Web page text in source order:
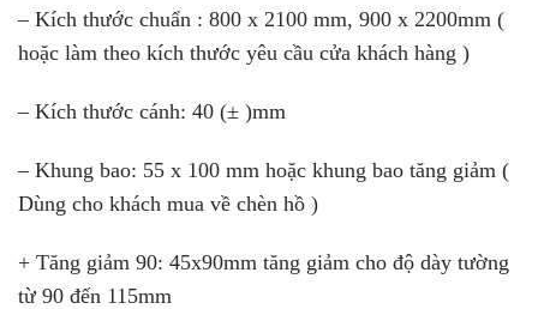
– Kích thước chuẩn : 800 x 2100 mm, 900 x 2200mm (
hoặc làm theo kích thước yêu cầu cửa khách hàng )
– Kích thước cánh: 40 (± )mm
– Khung bao: 55 x 100 mm hoặc khung bao tăng giảm (
Dùng cho khách mua về chèn hồ )
+ Tăng giảm 90: 45x90mm tăng giảm cho độ dày tường
từ 90 đến 115mm